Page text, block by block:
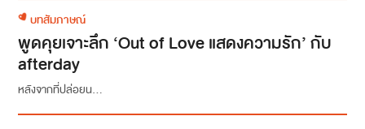
บทสัมภาษณ์
พูดคุยเจาะลึก ‘Out of Love แสดงความรัก’ กับ
afterday
หลังจากที่ปล่อยน...